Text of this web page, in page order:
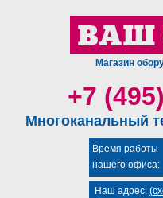
Магазин
+7
Многоканальный
Время работы
нашего офиса:
Наш адрес: